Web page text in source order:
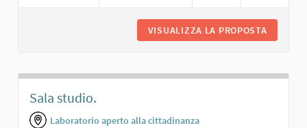
VISUALIZZA LA PROPOSTA
Sala studio.
Laboratorio aperto alla cittadinanza